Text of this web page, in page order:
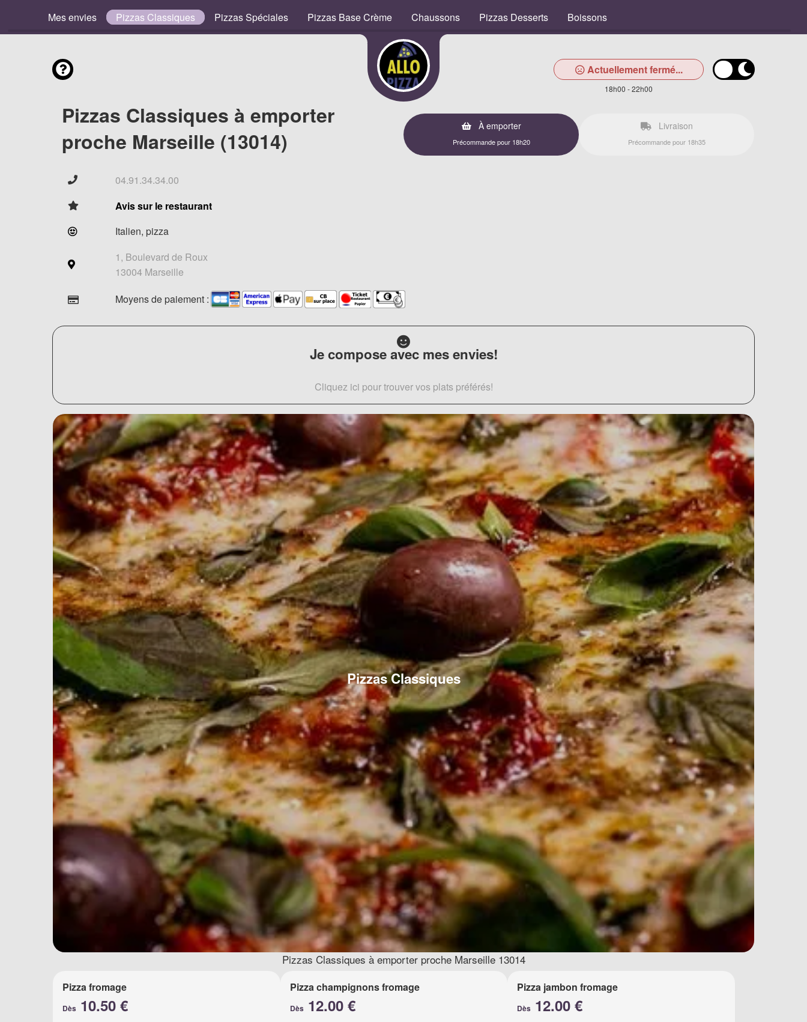
Mes envies Pizzas Classiques Pizzas Spéciales Pizzas Base Crème Chaussons Pizzas Desserts Boissons
Actuellement fermé...
18h00 - 22h00
Pizzas Classiques à emporter
proche Marseille (13014)
À emporter
Précommande pour 18h20
Livraison
Précommande pour 18h35
04.91.34.34.00
Avis sur le restaurant
Italien, pizza
1, Boulevard de Roux
13004 Marseille
Moyens de paiement :
Je compose avec mes envies!
Cliquez ici pour trouver vos plats préférés!
Pizzas Classiques
Pizzas Classiques à emporter proche Marseille 13014
Pizza fromage
Dès 10.50 €
Pizza champignons fromage
Dès12.00 €
Pizza jambon fromage
Dès 12.00 €